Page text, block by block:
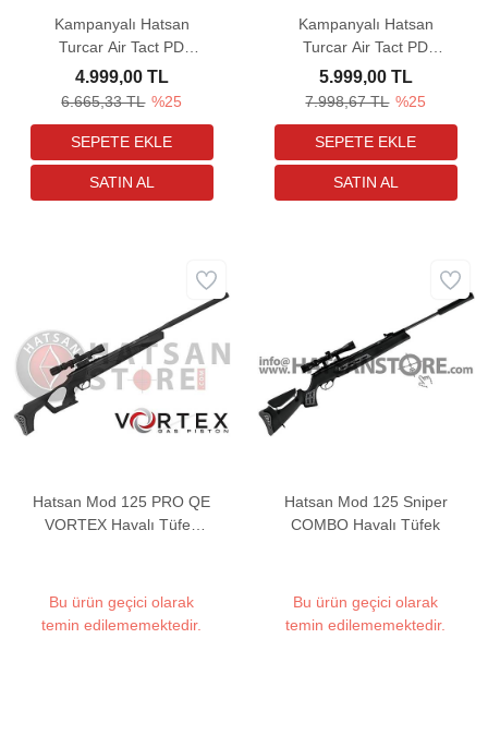
Kampanyalı Hatsan
Turcar Air Tact PD
COMBO (Striker Edge)
Havalı Tüfek (4x20
6.665,33 TL %25
4.999,00 TL
Kampanyalı Hatsan
Turcar Air Tact PD
ULTIMATE COMBO
(Striker Edge) Havalı
Hediyeli)
7.998,67 TL %25
5.999,00 TL
Hatsan Mod 125 PRO QE
VORTEX Havalı Tüfek
Bu ürün geçici olarak
temin edilememektedir.
Hatsan Mod 125 Sniper
COMBO Havalı Tüfek
Bu ürün geçici olarak
temin edilememektedir.